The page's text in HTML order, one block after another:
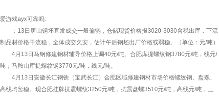
爱游戏ayx可靠吗:
：13日唐山钢坯直发成交一般偏弱，仓储现货价格报3020-3030含税出库，下流
制品材价格干流稳，全体成交欠安，估计午后钢坯出厂价格或弱稳。（单位：元/吨）
4月13日马钢修建钢材辅导价格上调40元/吨。合肥库提螺纹钢3780元/吨，线元/
吨；马鞍山库提螺纹钢3770元/吨，线元/吨。
4月13日安徽长江钢铁（宝武长江）合肥区域修建钢材市场价格螺纹钢、盘螺、
高线均暂稳。现合肥挂牌抗震螺纹3250元/吨，抗震盘螺3510元/吨，高线元/吨，三